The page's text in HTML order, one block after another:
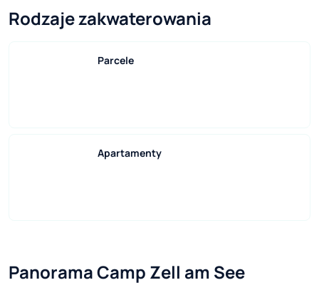
Rodzaje zakwaterowania
Parcele
Apartamenty
Panorama Camp Zell am See